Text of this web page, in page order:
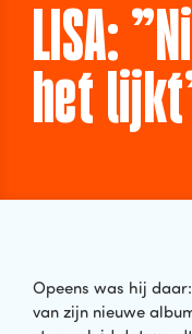
LISA:
het
Opeens was hij
van zijn nieuwe